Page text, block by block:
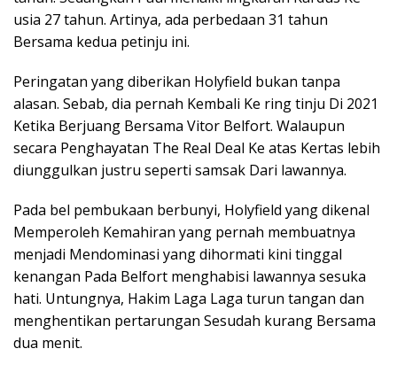
usia 27 tahun. Artinya, ada perbedaan 31 tahun
Bersama kedua petinju ini.
Peringatan yang diberikan Holyfield bukan tanpa
alasan. Sebab, dia pernah Kembali Ke ring tinju Di 2021
Ketika Berjuang Bersama Vitor Belfort. Walaupun
secara Penghayatan The Real Deal Ke atas Kertas lebih
diunggulkan justru seperti samsak Dari lawannya.
Pada bel pembukaan berbunyi, Holyfield yang dikenal
Memperoleh Kemahiran yang pernah membuatnya
menjadi Mendominasi yang dihormati kini tinggal
kenangan Pada Belfort menghabisi lawannya sesuka
hati. Untungnya, Hakim Laga Laga turun tangan dan
menghentikan pertarungan Sesudah kurang Bersama
dua menit.